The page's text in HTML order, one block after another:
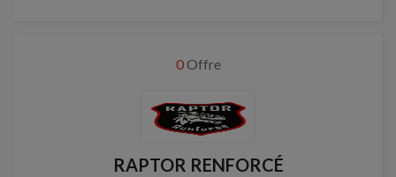
0Offre
RAPTOR RENFORCÉ